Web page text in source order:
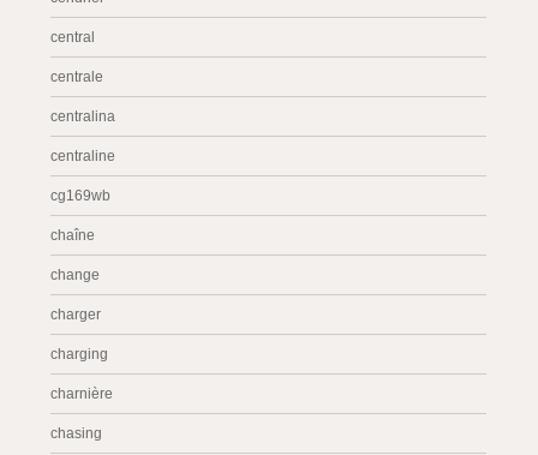
central
centrale
centralina
centraline
cg169wb
chaîne
change
charger
charging
charnière
chasing